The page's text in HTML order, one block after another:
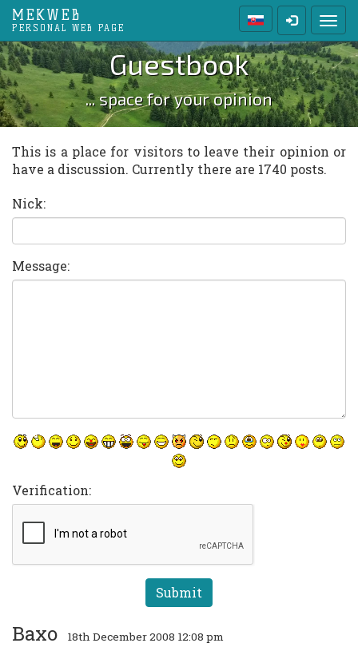
MEKWEB
PERSONAL WEB PAGE
Guestbook
... space for your opinion
This is a place for visitors to leave their opinion or
have a discussion. Currently there are 1740 posts.
Nick:
Message:
Verification:
Baxo 18th December 2008 12:08 pm